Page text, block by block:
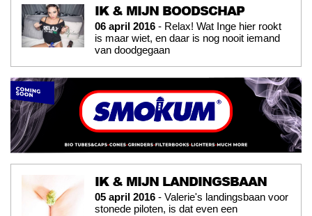
IK & MIJN BOODSCHAP
06 april 2016 - Relax! Wat Inge hier rookt
is maar wiet, en daar is nog nooit iemand
van doodgegaan
IK & MIJN LANDINGSBAAN
05 april 2016 - Valerie's landingsbaan voor
stonede piloten, is dat even een